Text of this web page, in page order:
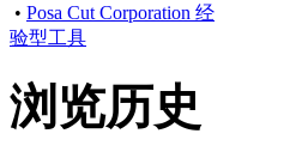
• Posa Cut Corporation 经
验型工具
浏览历史